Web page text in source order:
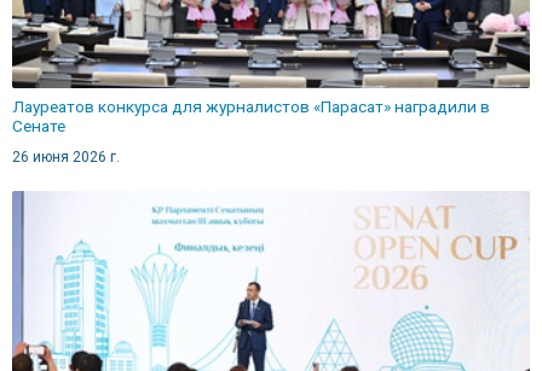
Лауреатов конкурса для журналистов «Парасат» наградили в
Сенате
26 июня 2026 г.